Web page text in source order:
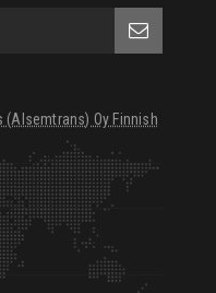
Oy Finnish